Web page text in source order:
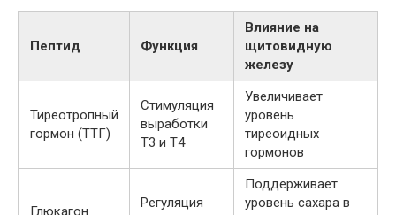
Пептид Функция
Влияние на
щитовидную
железу
Тиреотропный
гормон (ТТГ)
Стимуляция
выработки
Т3 и Т4
Увеличивает
уровень
тиреоидных
гормонов
Глюкагон
Регуляция
Поддерживает
уровень сахара в